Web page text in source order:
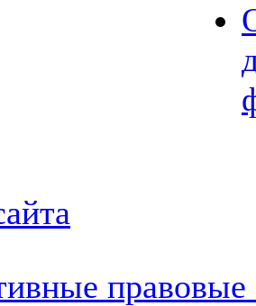
правовые